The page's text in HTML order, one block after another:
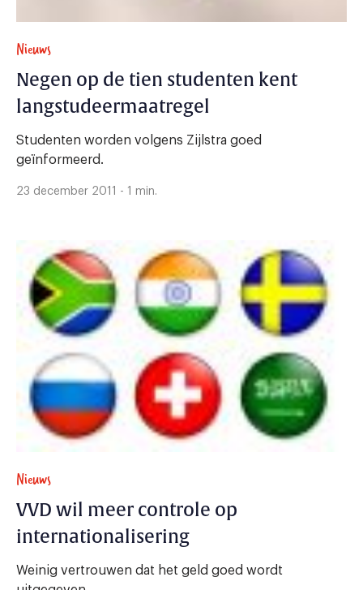
Nieuws
Negen op de tien studenten kent
langstudeermaatregel
Studenten worden volgens Zijlstra goed
geïnformeerd.
23 december 2011 - 1 min.
Nieuws
VVD wil meer controle op
internationalisering
Weinig vertrouwen dat het geld goed wordt